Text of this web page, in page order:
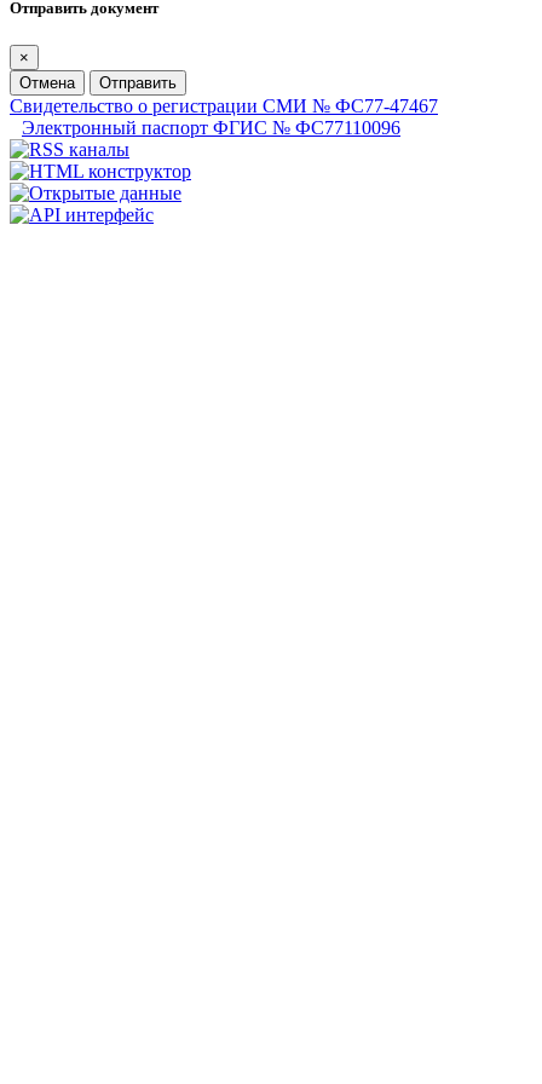
Отправить документ
×
Отмена
Отправить
Свидетельство о регистрации СМИ № ФС77-47467
Электронный паспорт ФГИС № ФС77110096